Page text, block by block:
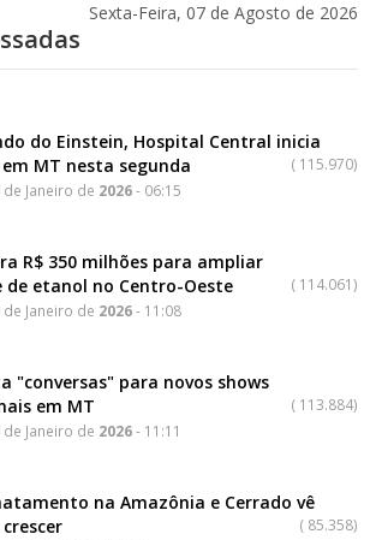
Sexta-Feira, 07 de Agosto de 2026
do Einstein, Hospital Central inicia
MT nesta segunda
( 115.970)
Janeiro de 2026- 06:15
R$ 350 milhões para ampliar
etanol no Centro-Oeste
( 114.061)
Janeiro de 2026- 11:08
"conversas" para novos shows
em MT
( 113.884)
Janeiro de 2026- 11:11
na Amazônia e Cerrado vê
( 85.358)